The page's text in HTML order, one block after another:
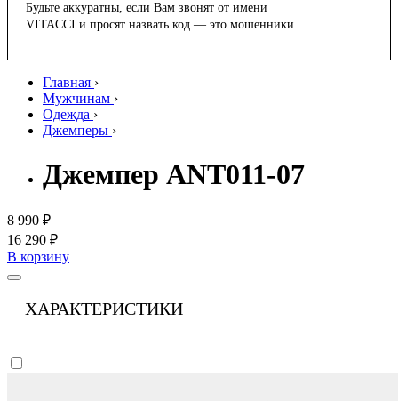
Будьте аккуратны, если Вам звонят от имени
VITACCI и просят назвать код — это мошенники.
Главная ›
Мужчинам ›
Одежда ›
Джемперы ›
Джемпер ANT011-07
8 990 ₽
16 290 ₽
В корзину
ХАРАКТЕРИСТИКИ